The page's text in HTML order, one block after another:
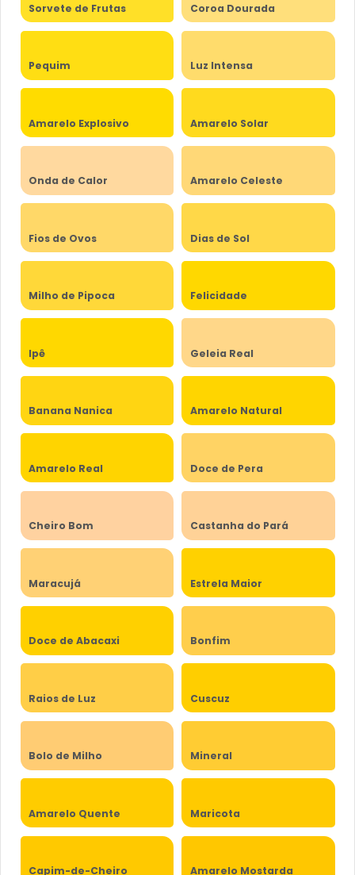
Sorvete de Frutas Coroa Dourada
Pequim Luz Intensa
Amarelo Explosivo Amarelo Solar
Onda de Calor Amarelo Celeste
Fios de Ovos Dias de Sol
Milho de Pipoca Felicidade
Ipê Geleia Real
Banana Nanica Amarelo Natural
Amarelo Real Doce de Pera
Cheiro Bom Castanha do Pará
Maracujá Estrela Maior
Doce de Abacaxi Bonfim
Raios de Luz Cuscuz
Bolo de Milho Mineral
Amarelo Quente Maricota
Capim-de-Cheiro Amarelo Mostarda